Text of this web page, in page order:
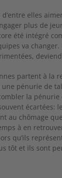
d’entre elles
plus de
été intégré
va
partent à la
pénurie de
la
écartées:
au chômage
à en
qu’ils
tôt et ils sont